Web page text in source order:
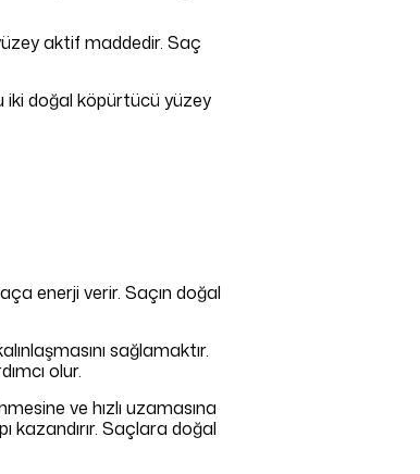
aktif maddedir. Saç
iki doğal köpürtücü yüzey
enerji verir. Saçın doğal
sağlamaktır.
olur.
ve hızlı uzamasına
kazandırır. Saçlara doğal